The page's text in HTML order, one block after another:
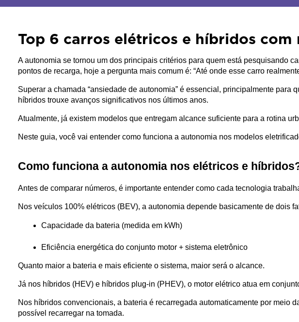
Top 6 carros elétricos e híbridos
A autonomia se tornou um dos principais critérios para quem está pesquisando
pontos de recarga, hoje a pergunta mais comum é: “Até onde esse carro
Superar a chamada “ansiedade de autonomia” é essencial, principalmente
híbridos trouxe avanços significativos nos últimos anos.
Atualmente, já existem modelos que entregam alcance suficiente para a rotina
Neste guia, você vai entender como funciona a autonomia nos modelos
Como funciona a autonomia nos elétricos e
Antes de comparar números, é importante entender como cada tecnologia
Nos veículos 100% elétricos (BEV), a autonomia depende basicamente de dois
Capacidade da bateria (medida em kWh)
Eficiência energética do conjunto motor + sistema eletrônico
Quanto maior a bateria e mais eficiente o sistema, maior será o alcance.
Já nos híbridos (HEV) e híbridos plug-in (PHEV), o motor elétrico atua em
Nos híbridos convencionais, a bateria é recarregada automaticamente por meio
possível recarregar na tomada.